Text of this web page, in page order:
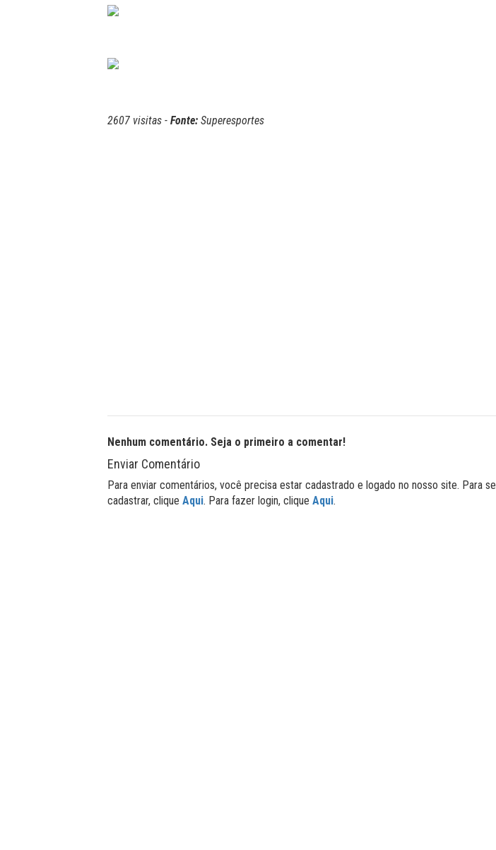
2607 visitas - Fonte: Superesportes
Nenhum comentário. Seja o primeiro a comentar!
Enviar Comentário
Para enviar comentários, você precisa estar cadastrado e logado no nosso site. Para se
cadastrar, clique Aqui. Para fazer login, clique Aqui.